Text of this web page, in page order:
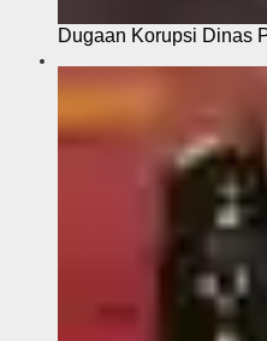
Dugaan Korupsi Dinas